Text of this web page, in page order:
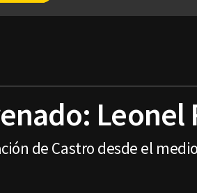
Leonel
de Castro desde el